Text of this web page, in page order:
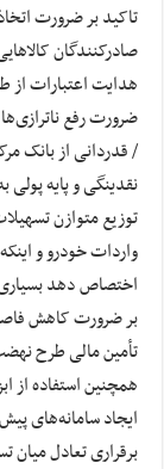
تاکید بر ضرورت
صادرکنندگان
هدایت اعتبارات از
ضرورت رفع
/ قدردانی از بانک
نقدینگی و پایه پولی
توزیع متوازن
اختصاص دهد
بر ضرورت کاهش
تأمین مالی طرح
همچنین استفاده از
ایجاد سامانه‌های
برقراری تعادل